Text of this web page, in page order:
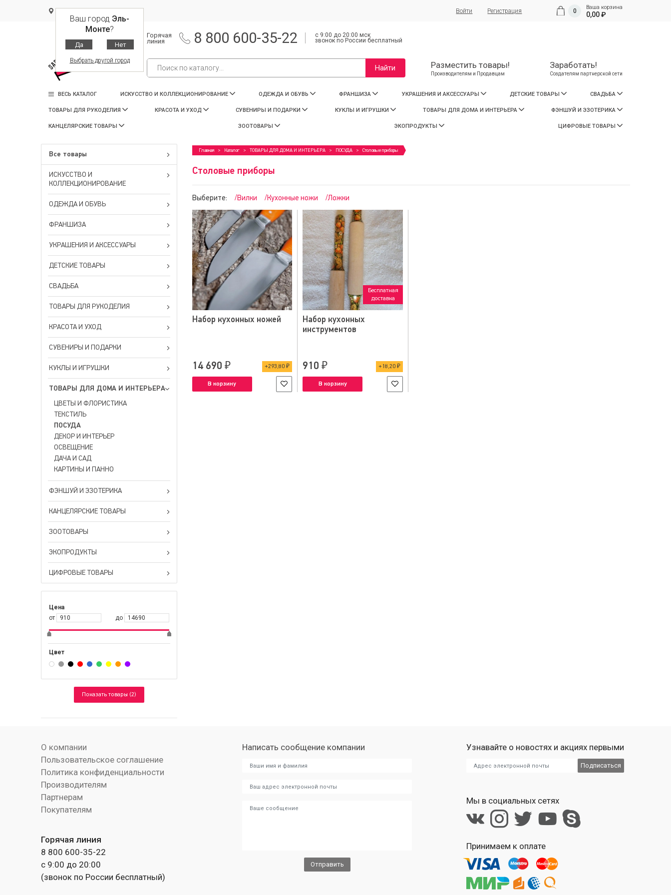
Ваш город Эль-
Монте?
Да Нет
Выбрать другой город
Войти Регистрация 0
Ваша корзина
0,00 ₽
Горячая
линия
8 800 600-35-22 с 9:00 до 20:00 мск
звонок по России бесплатный
Найти Разместить товары!
Производителям и Продавцам
Заработать!
Создателям партнерской сети
ВЕСЬ КАТАЛОГ ИСКУССТВО И КОЛЛЕКЦИОНИРОВАНИЕ ОДЕЖДА И ОБУВЬ ФРАНШИЗА УКРАШЕНИЯ И АКСЕССУАРЫ ДЕТСКИЕ ТОВАРЫ СВАДЬБА
ТОВАРЫ ДЛЯ РУКОДЕЛИЯ КРАСОТА И УХОД СУВЕНИРЫ И ПОДАРКИ КУКЛЫ И ИГРУШКИ ТОВАРЫ ДЛЯ ДОМА И ИНТЕРЬЕРА ФЭНШУЙ И ЭЗОТЕРИКА
КАНЦЕЛЯРСКИЕ ТОВАРЫ ЗООТОВАРЫ ЭКОПРОДУКТЫ ЦИФРОВЫЕ ТОВАРЫ
Все товары
ИСКУССТВО И
КОЛЛЕКЦИОНИРОВАНИЕ
ОДЕЖДА И ОБУВЬ
ФРАНШИЗА
УКРАШЕНИЯ И АКСЕССУАРЫ
ДЕТСКИЕ ТОВАРЫ
СВАДЬБА
ТОВАРЫ ДЛЯ РУКОДЕЛИЯ
КРАСОТА И УХОД
СУВЕНИРЫ И ПОДАРКИ
КУКЛЫ И ИГРУШКИ
ТОВАРЫ ДЛЯ ДОМА И ИНТЕРЬЕРА
ЦВЕТЫ И ФЛОРИСТИКА
ТЕКСТИЛЬ
ПОСУДА
ДЕКОР И ИНТЕРЬЕР
ОСВЕЩЕНИЕ
ДАЧА И САД
КАРТИНЫ И ПАННО
ФЭНШУЙ И ЭЗОТЕРИКА
КАНЦЕЛЯРСКИЕ ТОВАРЫ
ЗООТОВАРЫ
ЭКОПРОДУКТЫ
ЦИФРОВЫЕ ТОВАРЫ
Цена
от
до
Цвет
Показать товары (2)
Главная Каталог ТОВАРЫ ДЛЯ ДОМА И ИНТЕРЬЕРА ПОСУДА Столовые приборы
Столовые приборы
Выберите: /Вилки /Кухонные ножи /Ложки
Набор кухонных ножей
14 690 ₽ 293,80 ₽
В корзину
Бесплатная
доставка
Набор кухонных
инструментов
910 ₽ 18,20 ₽
В корзину
О компании
Пользовательское соглашение
Политика конфиденциальности
Производителям
Партнерам
Покупателям
Горячая линия
8 800 600-35-22
с 9:00 до 20:00
(звонок по России бесплатный)
Написать сообщение компании Узнавайте о новостях и акциях первыми
Мы в социальных сетях
Принимаем к оплате